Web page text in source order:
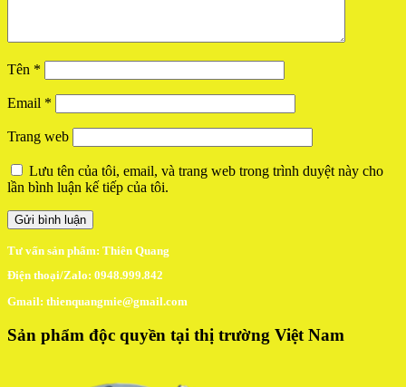
Tên *
Email *
Trang web
Lưu tên của tôi, email, và trang web trong trình duyệt này cho
lần bình luận kế tiếp của tôi.
Tư vấn sản phẩm: Thiên Quang
Điện thoại/Zalo: 0948.999.842
Gmail: thienquangmie@gmail.com
Sản phẩm độc quyền tại thị trường Việt Nam